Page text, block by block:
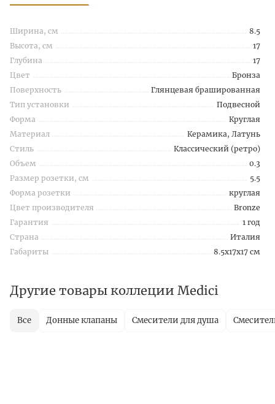
Ширина, см
8.5
Высота, см
17
Глубина
17
Цвет
Бронза
Поверхность
Глянцевая брашированная
Тип установки
Подвесной
Форма
Круглая
Материал
Керамика, Латунь
Стиль
Классический (ретро)
Объем
0.3
Размер розетки, см
5.5
Форма розетки
круглая
Цвет производителя
Bronze
Гарантия
1 год
Страна
Италия
Габариты
8.5x17x17 см
Другие товары коллеции Medici
Все Донные клапаны Смесители для душа